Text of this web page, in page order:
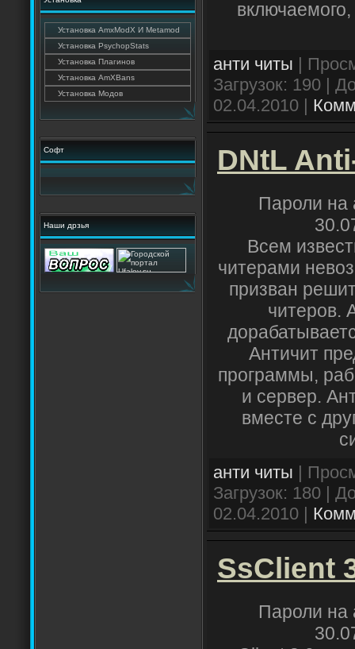
Установка AmxModX И Metamod
Установка PsychopStats
Установка Плагинов
Установка AmXBans
Установка Модов
Софт
Наши дрзья
анти читы |
Загрузок: 190 |
02.04.2010 |
DNtL
Пароли на
Всем
читерами
призван
читеров.
Античит
программы,
и сервер.
вместе с
анти читы |
Загрузок: 180 |
02.04.2010 |
SsClient
Пароли на